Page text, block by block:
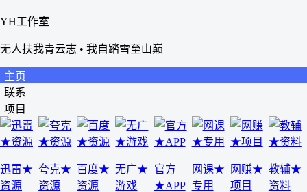
YH工作室
无人扶我青云志 • 我自踏雪至山巅
主页
联系
项目
迅雷★
资源
夸克★
资源
百度★
资源
无广★
游戏
官方
★APP
网课★
专用
网赚★
项目
教辅★
资料